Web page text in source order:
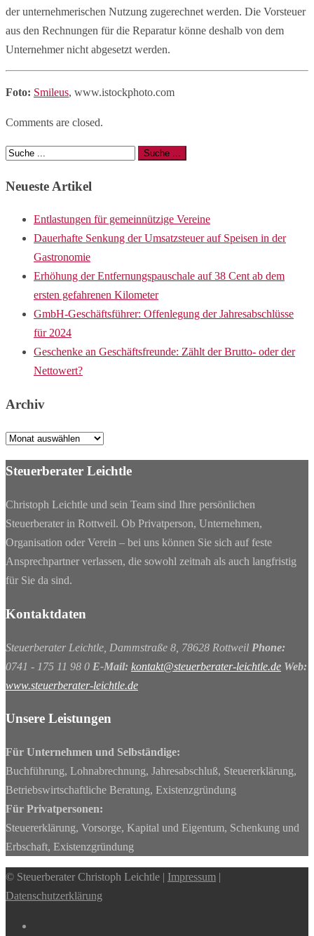
der unternehmerischen Nutzung zugerechnet werden. Die Vorsteuer
aus den Rechnungen für die Reparatur könne deshalb von dem
Unternehmer nicht abgesetzt werden.
Foto: Smileus, www.istockphoto.com
Comments are closed.
Neueste Artikel
Entlastungen für gemeinnützige Vereine
Dauerhafte Senkung der Umsatzsteuer auf Speisen in der
Gastronomie
Erhöhung der Entfernungspauschale auf 38 Cent ab dem
ersten gefahrenen Kilometer
GmbH-Geschäftsführer: Offenlegung der Jahresabschlüsse
für 2024
Geschenke an Geschäftsfreunde: Zählt der Brutto- oder der
Nettowert?
Archiv
Archiv
Steuerberater Leichtle
Christoph Leichtle und sein Team sind Ihre persönlichen
Steuerberater in Rottweil. Ob Privatperson, Unternehmen,
Organisation oder Verein – bei uns können Sie sich auf feste
Ansprechpartner verlassen, die sowohl zeitnah als auch langfristig
für Sie da sind.
Kontaktdaten
Steuerberater Leichtle, Dammstraße 8, 78628 Rottweil Phone:
0741 - 175 11 98 0 E-Mail: kontakt@steuerberater-leichtle.de Web:
www.steuerberater-leichtle.de
Unsere Leistungen
Für Unternehmen und Selbständige:
Buchführung, Lohnabrechnung, Jahresabschluß, Steuererklärung,
Betriebswirtschaftliche Beratung, Existenzgründung
Für Privatpersonen:
Steuererklärung, Vorsorge, Kapital und Eigentum, Schenkung und
Erbschaft, Existenzgründung
© Steuerberater Christoph Leichtle | Impressum |
Datenschutzerklärung